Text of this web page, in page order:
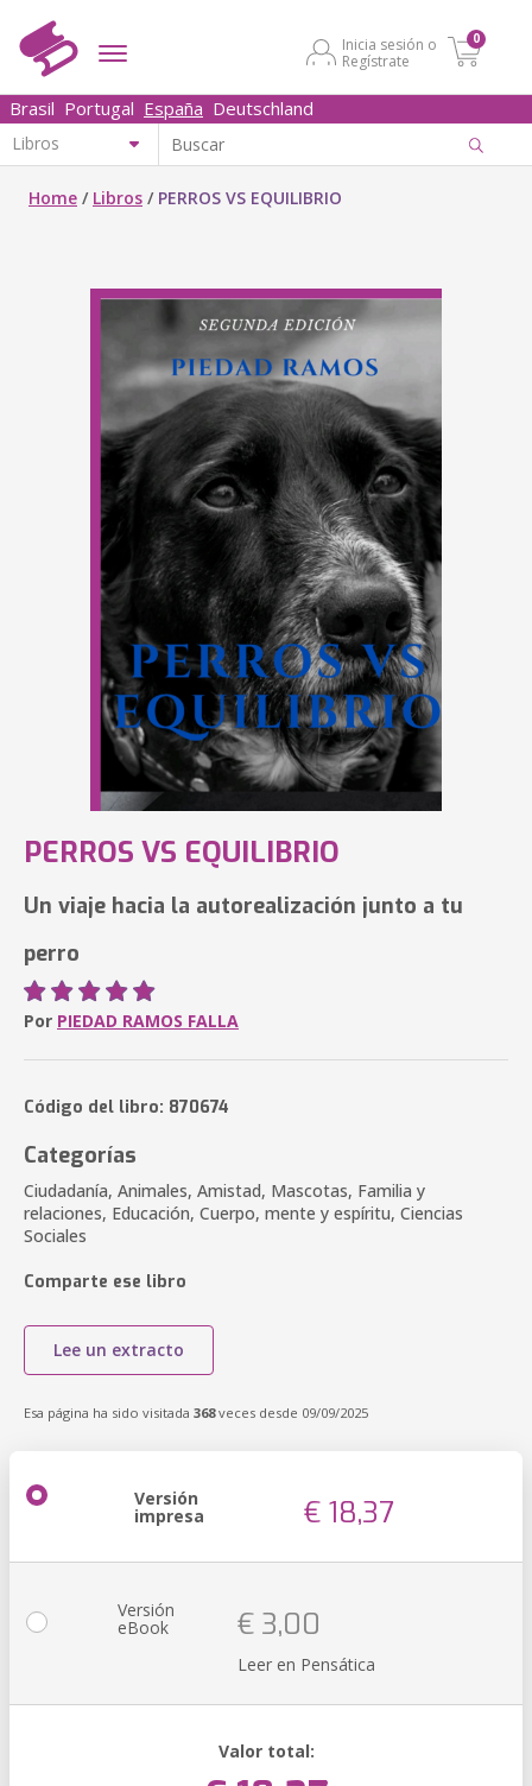
Inicia sesión o
Regístrate
0
Brasil Portugal España Deutschland
Home / Libros / PERROS VS EQUILIBRIO
PERROS VS EQUILIBRIO
Un viaje hacia la autorealización junto a tu
perro
Por PIEDAD RAMOS FALLA
Código del libro: 870674
Categorías
Ciudadanía, Animales, Amistad, Mascotas, Familia y
relaciones, Educación, Cuerpo, mente y espíritu, Ciencias
Sociales
Comparte ese libro
Lee un extracto
Esa página ha sido visitada 368veces desde 09/09/2025
Versión
impresa € 18,37
Versión
eBook € 3,00
Leer en Pensática
Valor total: